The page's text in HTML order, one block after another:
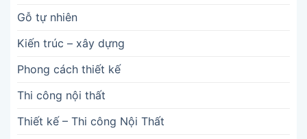
Gỗ tự nhiên
Kiến trúc – xây dựng
Phong cách thiết kế
Thi công nội thất
Thiết kế – Thi công Nội Thất